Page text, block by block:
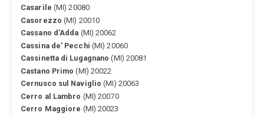
Casarile (MI) 20080
Casorezzo (MI) 20010
Cassano d'Adda (MI) 20062
Cassina de' Pecchi (MI) 20060
Cassinetta di Lugagnano (MI) 20081
Castano Primo (MI) 20022
Cernusco sul Naviglio (MI) 20063
Cerro al Lambro (MI) 20070
Cerro Maggiore (MI) 20023